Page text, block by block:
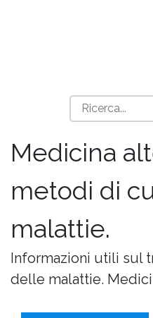
Medicina
metodi di
malattie.
Informazioni utili sul
delle malattie.